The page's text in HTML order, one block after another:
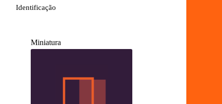
Identificação
Miniatura